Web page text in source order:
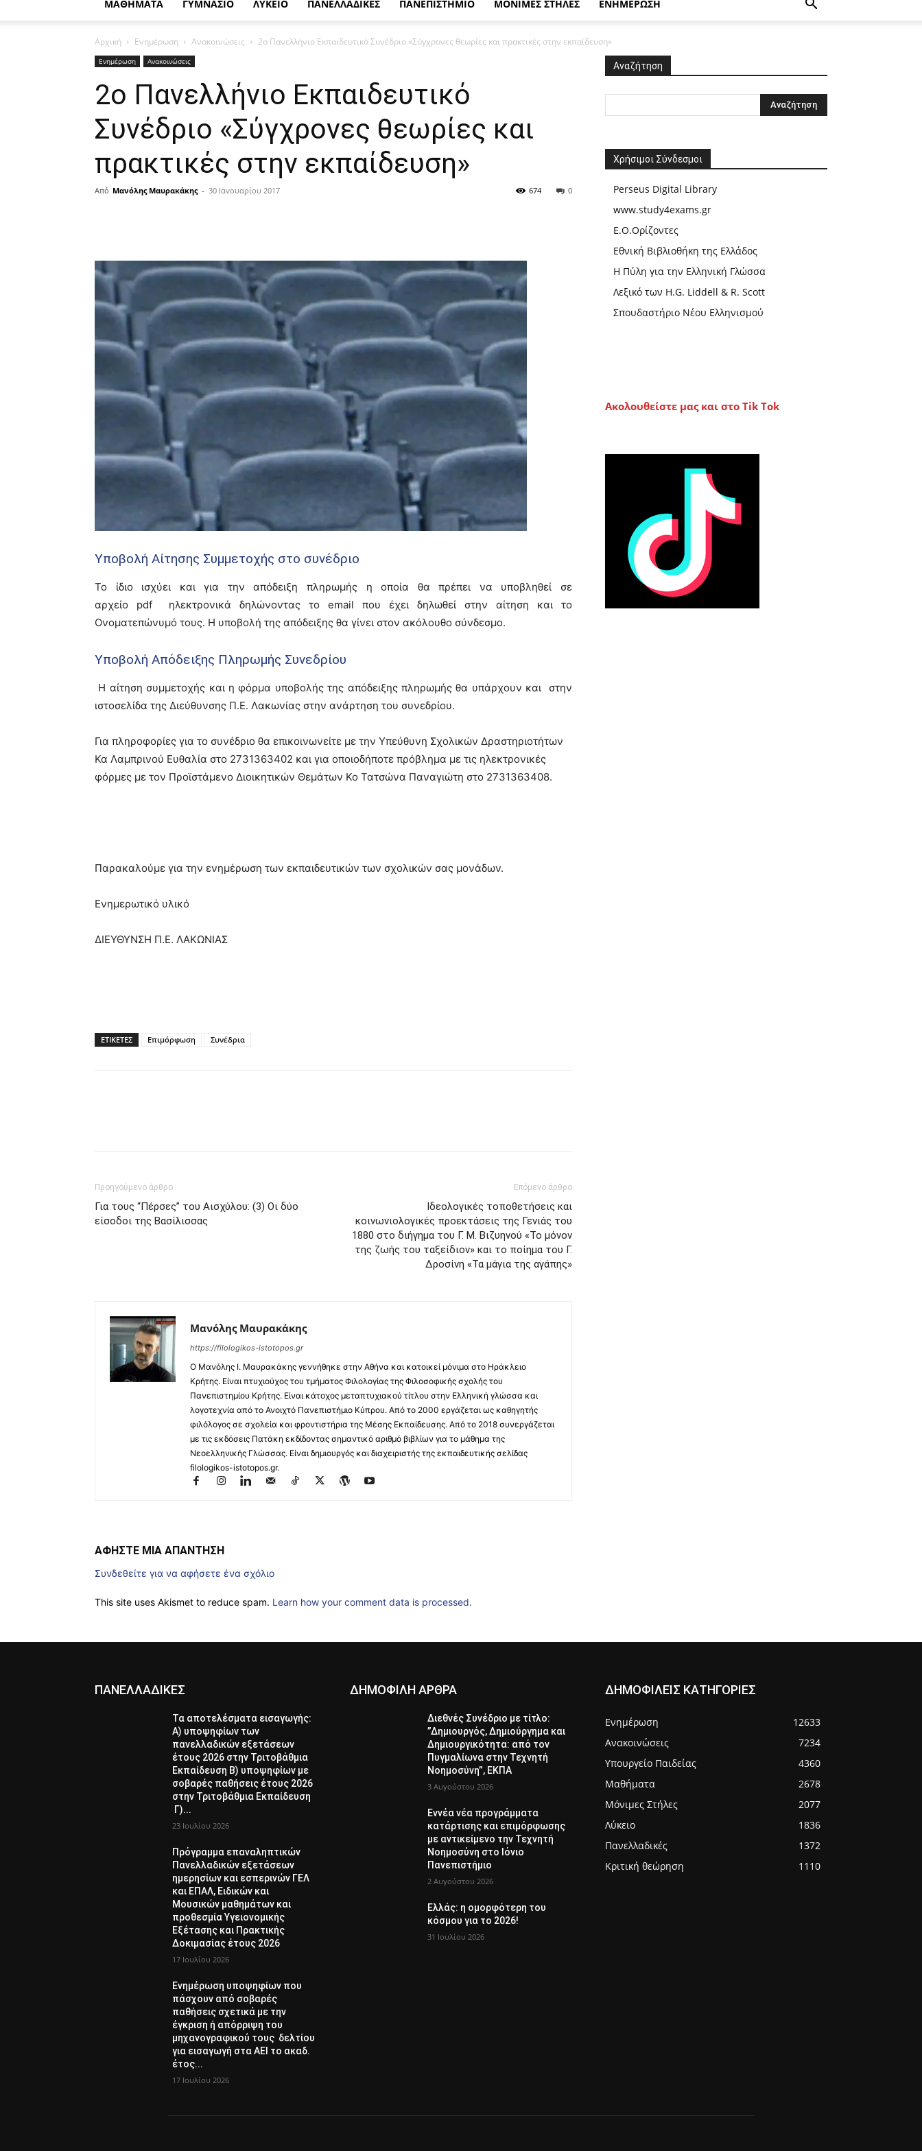
ΜΑΘΗΜΑΤΑ ΓΥΜΝΑΣΙΟ ΛΥΚΕΙΟ ΠΑΝΕΛΛΑΔΙΚΕΣ ΠΑΝΕΠΙΣΤΗΜΙΟ ΜΟΝΙΜΕΣ ΣΤΗΛΕΣ ΕΝΗΜΕΡΩΣΗ
Αρχική Ενημέρωση Ανακοινώσεις 2ο Πανελλήνιο Εκπαιδευτικό Συνέδριο «Σύγχρονες θεωρίες και πρακτικές στην εκπαίδευση»
Ενημέρωση Ανακοινώσεις
2ο Πανελλήνιο Εκπαιδευτικό
Συνέδριο «Σύγχρονες θεωρίες και
πρακτικές στην εκπαίδευση»
Από Μανόλης Μαυρακάκης - 30 Ιανουαρίου 2017 0
674
Υποβολή Αίτησης Συμμετοχής στο συνέδριο
Το ίδιο ισχύει και για την απόδειξη πληρωμής η οποία θα πρέπει να υποβληθεί σε
αρχείο pdf ηλεκτρονικά δηλώνοντας το email
που έχει δηλωθεί στην αίτηση και το
Ονοματεπώνυμό τους. Η υποβολή της απόδειξης θα γίνει στον ακόλουθο σύνδεσμο.
Υποβολή Απόδειξης Πληρωμής Συνεδρίου
Η αίτηση συμμετοχής και η φόρμα υποβολής της απόδειξης πληρωμής θα υπάρχουν και στην
ιστοσελίδα της Διεύθυνσης Π.Ε. Λακωνίας στην ανάρτηση του συνεδρίου.
Για πληροφορίες για το συνέδριο θα επικοινωνείτε με την Υπεύθυνη Σχολικών Δραστηριοτήτων
Κα Λαμπρινού Ευθαλία στο 2731363402 και για οποιοδήποτε πρόβλημα με τις ηλεκτρονικές
φόρμες με τον Προϊστάμενο Διοικητικών Θεμάτων Κο Τατσώνα Παναγιώτη στο 2731363408.
Παρακαλούμε για την ενημέρωση των εκπαιδευτικών των σχολικών σας μονάδων.
Ενημερωτικό υλικό
ΔΙΕΥΘΥΝΣΗ Π.Ε. ΛΑΚΩΝΙΑΣ
ΕΤΙΚΕΤΕΣ Επιμόρφωση Συνέδρια
Προηγούμενο άρθρο
Για τους “Πέρσες” του Αισχύλου: (3) Οι δύο
είσοδοι της Βασίλισσας
Επόμενο άρθρο
Ιδεολογικές τοποθετήσεις και
κοινωνιολογικές προεκτάσεις της Γενιάς του
1880 στο διήγημα του Γ. Μ. Βιζυηνού «Το μόνον
της ζωής του ταξείδιον» και το ποίημα του Γ.
Δροσίνη «Τα μάγια της αγάπης»
Μανόλης Μαυρακάκης
https://filologikos-istotopos.gr
Ο Μανόλης I. Μαυρακάκης γεννήθηκε στην Αθήνα και κατοικεί μόνιμα στο Ηράκλειο
Κρήτης. Είναι πτυχιούχος του τμήματος Φιλολογίας της Φιλοσοφικής σχολής του
Πανεπιστημίου Κρήτης. Είναι κάτοχος μεταπτυχιακού τίτλου στην Ελληνική γλώσσα και
λογοτεχνία από το Ανοιχτό Πανεπιστήμιο Κύπρου. Από το 2000 εργάζεται ως καθηγητής
φιλόλογος σε σχολεία και φροντιστήρια της Μέσης Εκπαίδευσης. Από το 2018 συνεργάζεται
με τις εκδόσεις Πατάκη εκδίδοντας σημαντικό αριθμό βιβλίων για το μάθημα της
Νεοελληνικής Γλώσσας. Είναι δημιουργός και διαχειριστής της εκπαιδευτικής σελίδας
filologikos-istotopos.gr.
ΑΦΗΣΤΕ ΜΙΑ ΑΠΑΝΤΗΣΗ
Συνδεθείτε για να αφήσετε ένα σχόλιο
This site uses Akismet to reduce spam. Learn how your comment data is processed.
Αναζήτηση
Χρήσιμοι Σύνδεσμοι
Perseus Digital Library
www.study4exams.gr
Ε.Ο.Ορίζοντες
Εθνική Βιβλιοθήκη της Ελλάδος
Η Πύλη για την Ελληνική Γλώσσα
Λεξικό των H.G. Liddell & R. Scott
Σπουδαστήριο Νέου Ελληνισμού
Ακολουθείστε μας και στο Tik Tok
ΠΑΝΕΛΛΑΔΙΚΕΣ
Τα αποτελέσματα εισαγωγής:
Α) υποψηφίων των
πανελλαδικών εξετάσεων
έτους 2026 στην Τριτοβάθμια
Εκπαίδευση Β) υποψηφίων με
σοβαρές παθήσεις έτους 2026
στην Τριτοβάθμια Εκπαίδευση
Γ)...
23 Ιουλίου 2026
Πρόγραμμα επαναληπτικών
Πανελλαδικών εξετάσεων
ημερησίων και εσπερινών ΓΕΛ
και ΕΠΑΛ, Ειδικών και
Μουσικών μαθημάτων και
προθεσμία Υγειονομικής
Εξέτασης και Πρακτικής
Δοκιμασίας έτους 2026
17 Ιουλίου 2026
Ενημέρωση υποψηφίων που
πάσχουν από σοβαρές
παθήσεις σχετικά με την
έγκριση ή απόρριψη του
μηχανογραφικού τους δελτίου
για εισαγωγή στα ΑΕΙ το ακαδ.
έτος...
17 Ιουλίου 2026
ΔΗΜΟΦΙΛΗ ΑΡΘΡΑ
Διεθνές Συνέδριο με τίτλο:
”Δημιουργός, Δημιούργημα και
Δημιουργικότητα: από τον
Πυγμαλίωνα στην Τεχνητή
Νοημοσύνη”, ΕΚΠΑ
3 Αυγούστου 2026
Εννέα νέα προγράμματα
κατάρτισης και επιμόρφωσης
με αντικείμενο την Τεχνητή
Νοημοσύνη στο Ιόνιο
Πανεπιστήμιο
2 Αυγούστου 2026
Ελλάς: η ομορφότερη του
κόσμου για το 2026!
31 Ιουλίου 2026
ΔΗΜΟΦΙΛΕΙΣ ΚΑΤΗΓΟΡΙΕΣ
Ενημέρωση
12633
Ανακοινώσεις
7234
Υπουργείο Παιδείας
4360
Μαθήματα
2678
Μόνιμες Στήλες
2077
Λύκειο
1836
Πανελλαδικές
1372
Κριτική θεώρηση
1110